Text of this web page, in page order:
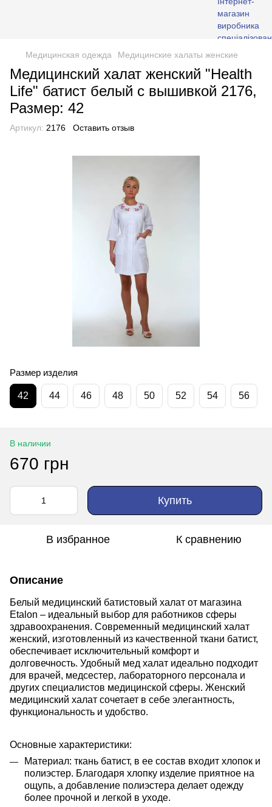
Медицинская одежда Медицинские халаты женские
Медицинский халат женский "Health
Life" батист белый с вышивкой 2176,
Размер: 42
Артикул: 2176 Оставить отзыв
Размер изделия
42 44 46 48 50 52 54 56
В наличии
670 грн
Купить
В избранное К сравнению
Описание
Белый медицинский батистовый халат от магазина
Etalon – идеальный выбор для работников сферы
здравоохранения. Современный медицинский халат
женский, изготовленный из качественной ткани батист,
обеспечивает исключительный комфорт и
долговечность. Удобный мед халат идеально подходит
для врачей, медсестер, лабораторного персонала и
других специалистов медицинской сферы. Женский
медицинский халат сочетает в себе элегантность,
функциональность и удобство.
Основные характеристики:
Материал: ткань батист, в ее состав входит хлопок и
полиэстер. Благодаря хлопку изделие приятное на
ощупь, а добавление полиэстера делает одежду
более прочной и легкой в уходе.